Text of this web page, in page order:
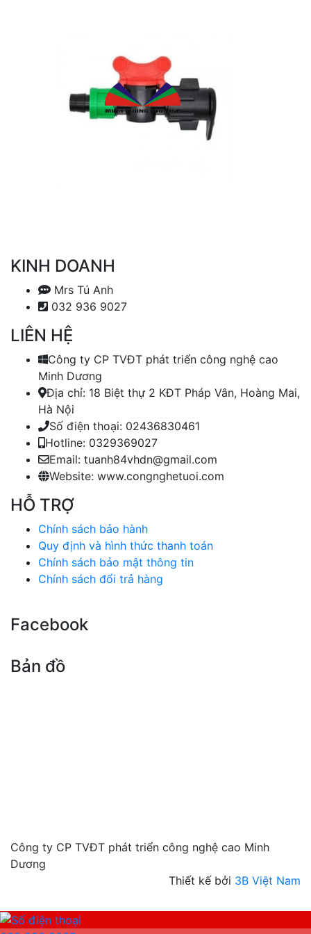
KINH DOANH
Mrs Tú Anh
032 936 9027
LIÊN HỆ
Công ty CP TVĐT phát triển công nghệ cao
Minh Dương
Địa chỉ: 18 Biệt thự 2 KĐT Pháp Vân, Hoàng Mai,
Hà Nội
Số điện thoại: 02436830461
Hotline: 0329369027
Email: tuanh84vhdn@gmail.com
Website: www.congnghetuoi.com
HỖ TRỢ
Chính sách bảo hành
Quy định và hình thức thanh toán
Chính sách bảo mật thông tin
Chính sách đổi trả hàng
Facebook
Bản đồ
Công ty CP TVĐT phát triển công nghệ cao Minh
Dương
Thiết kế bởi 3B Việt Nam